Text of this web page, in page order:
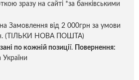
зразу на сайті *за банківськими
Замовлення від 2 000грн за умови
(ТІЛЬКИ НОВА ПОШТА)
по кожній позиції.
Повернення:
України